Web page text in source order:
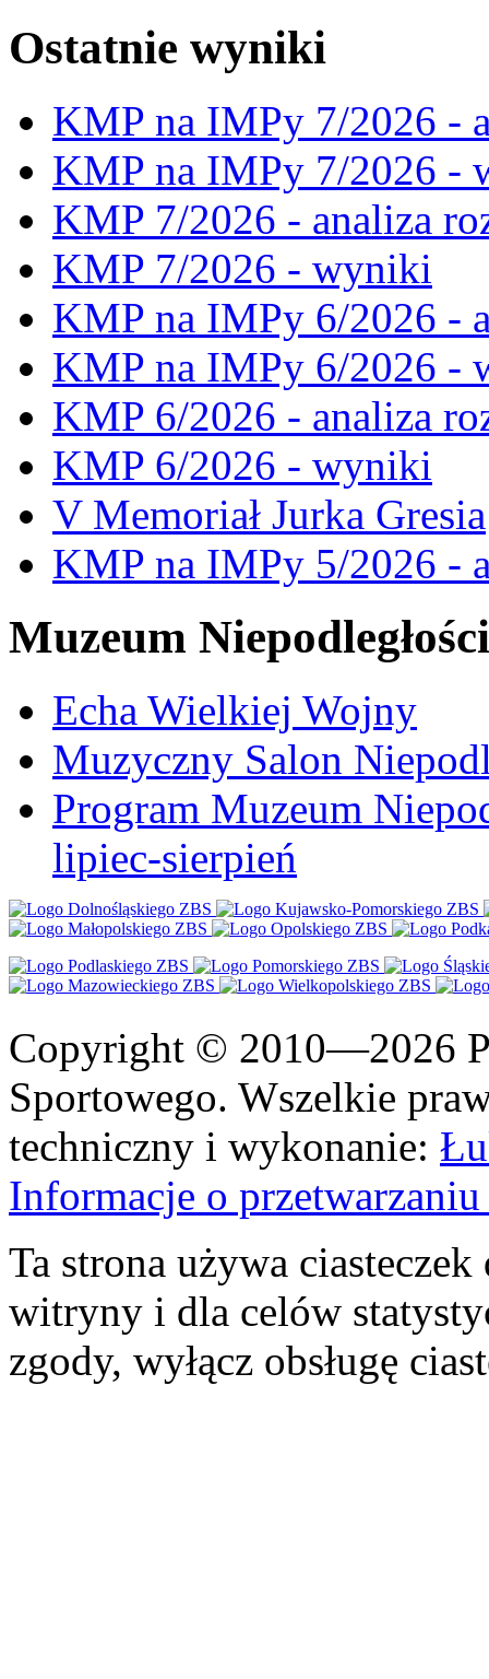
Ostatnie wyniki
KMP na IMPy 7/2026 -
KMP na IMPy 7/2026 -
KMP 7/2026 - analiza
KMP 7/2026 - wyniki
KMP na IMPy 6/2026 -
KMP na IMPy 6/2026 -
KMP 6/2026 - analiza
KMP 6/2026 - wyniki
V Memoriał Jurka Gresia
KMP na IMPy 5/2026 -
Muzeum Niepodległości
Echa Wielkiej Wojny
Muzyczny Salon
Program Muzeum
lipiec-sierpień
Copyright © 2010—2026
Sportowego. Wszelkie
techniczny i wykonanie:
Informacje o
Ta strona używa
witryny i dla celów
zgody, wyłącz obsługę